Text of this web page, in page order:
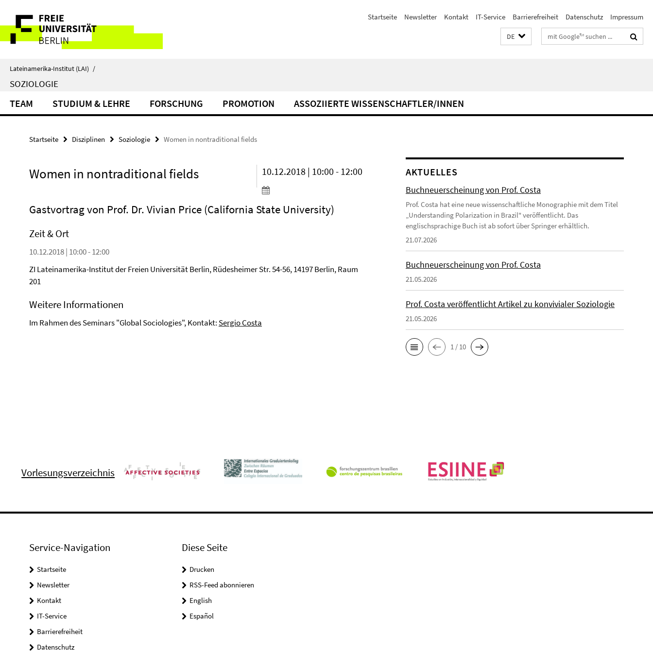
direkt
Inhalt
Service-
Navigation
Startseite Newsletter Kontakt IT-Service Barrierefreiheit Datenschutz Impressum
DE Suchbegriffe
Lateinamerika-Institut (LAI) /
SOZIOLOGIE
TEAM STUDIUM & LEHRE FORSCHUNG PROMOTION ASSOZIIERTE WISSENSCHAFTLER/INNEN
Startseite Disziplinen Soziologie Women in nontraditional fields
Women in nontraditional fields 10.12.2018 | 10:00 - 12:00
Gastvortrag von Prof. Dr. Vivian Price (California State University)
Zeit & Ort
10.12.2018 | 10:00 - 12:00
ZI Lateinamerika-Institut der Freien Universität Berlin, Rüdesheimer Str. 54-56, 14197 Berlin, Raum
201
Weitere Informationen
Im Rahmen des Seminars "Global Sociologies", Kontakt: Sergio Costa
AKTUELLES
Buchneuerscheinung von Prof. Costa
Prof. Costa hat eine neue wissenschaftliche Monographie mit dem Titel
„Understanding Polarization in Brazil" veröffentlicht. Das
englischsprachige Buch ist ab sofort über Springer erhältlich.
21.07.2026
Buchneuerscheinung von Prof. Costa
21.05.2026
Prof. Costa veröffentlicht Artikel zu konvivialer Soziologie
21.05.2026
1 / 10
Vorlesungsverzeichnis
Service-Navigation
Startseite
Newsletter
Kontakt
IT-Service
Barrierefreiheit
Datenschutz
Diese Seite
Drucken
RSS-Feed abonnieren
English
Español